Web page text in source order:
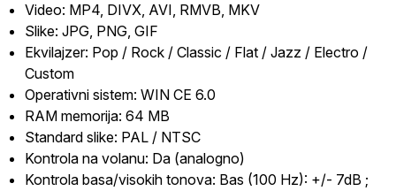
Video: MP4, DIVX, AVI, RMVB, MKV
Slike: JPG, PNG, GIF
Ekvilajzer: Pop / Rock / Classic / Flat / Jazz / Electro /
Custom
Operativni sistem: WIN CE 6.0
RAM memorija: 64 MB
Standard slike: PAL / NTSC
Kontrola na volanu: Da (analogno)
Kontrola basa/visokih tonova: Bas (100 Hz): +/- 7dB ;